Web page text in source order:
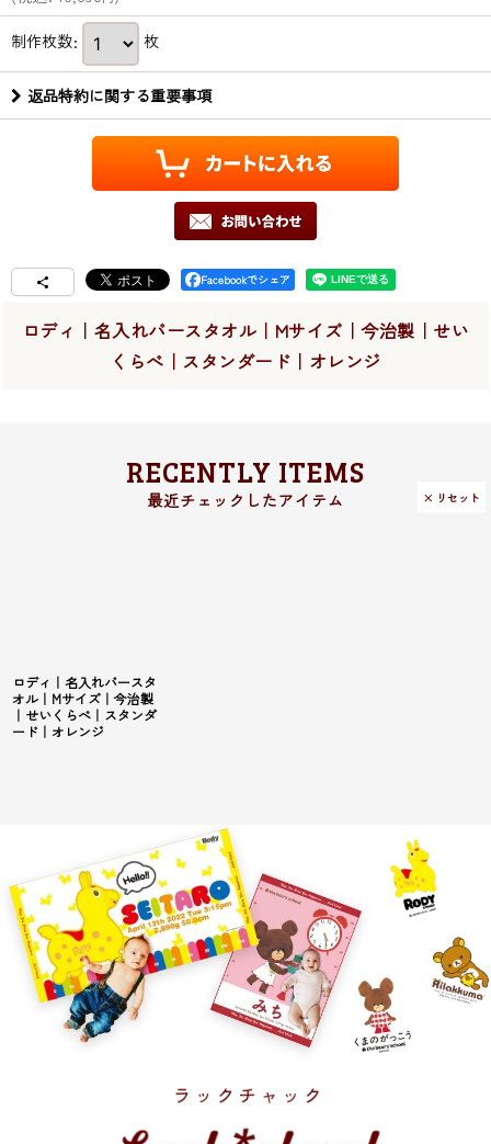
ロディ｜名入れバースタオル｜Mサイズ｜今治製｜せい
くらべ｜スタンダード｜オレンジ
制作枚数: 枚
返品特約に関する重要事項
Facebookでシェア
RECENTLY ITEMS
× リセット
ロディ｜名入れバースタ
オル｜Mサイズ｜今治製
｜せいくらべ｜スタンダ
ード｜オレンジ